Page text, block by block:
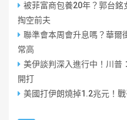
被菲富商包養20年？郭台
掏空前夫
聯準會本周會升息嗎？華爾
常高
美伊談判深入進行中！川
開打
美國打伊朗燒掉1.2兆元！